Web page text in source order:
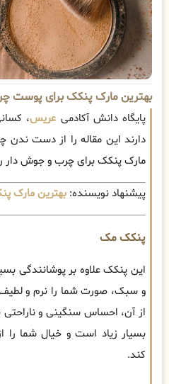
بهترین مارک پنکک برای پوست
پایگاه دانش آکادمی عریس،
دارند این مقاله را از دست ندن
مارک پنکک برای چرب و جوش دار
پیشنهاد نویسنده: بهترین مارک
پنکک مک
این پنکک علاوه بر پوشانندگی
و سبک، صورت شما را نرم و
از آن، احساس سنگینی و ناراحتی
بسیار زیاد است و خیال شما
‌کند.